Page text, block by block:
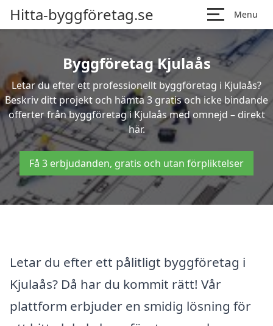
Hitta-byggföretag.se Menu
Byggföretag Kjulaås
Letar du efter ett professionellt byggföretag i Kjulaås?
Beskriv ditt projekt och hämta 3 gratis och icke bindande
offerter från byggföretag i Kjulaås med omnejd – direkt
här.
Få 3 erbjudanden, gratis och utan förpliktelser
Letar du efter ett pålitligt byggföretag i
Kjulaås? Då har du kommit rätt! Vår
plattform erbjuder en smidig lösning för